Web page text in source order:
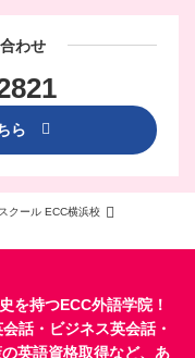
わせ
ら
クール ECC横浜校
を持つECC外語学院！
会話・ ビジネス英会話・
の英語資格取得など、あ